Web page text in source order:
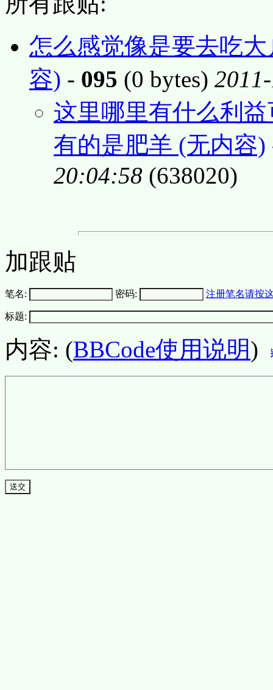
怎么感觉像是要去吃
容) - 095 (0 bytes)
这里哪里有什么利
有的是肥羊 (无内容)
20:04:58 (638020)
加跟贴
笔名: 密码: 注册笔名请按
标题:
内容: (BBCode使用说明)